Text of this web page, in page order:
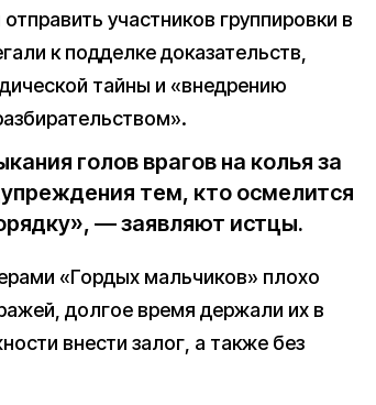
участников группировки в
к подделке доказательств,
тайны и «внедрению
голов врагов на колья за
тем, кто осмелится
— заявляют истцы.
«Гордых мальчиков» плохо
долгое время держали их в
внести залог, а также без